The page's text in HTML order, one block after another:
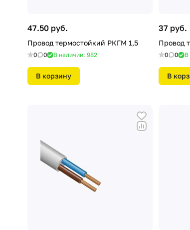
47.50 руб.
Провод термостойкий РКГМ 1,5
0 0 В наличии: 982
В корзину
37 руб.
Провод
0 0 В
В